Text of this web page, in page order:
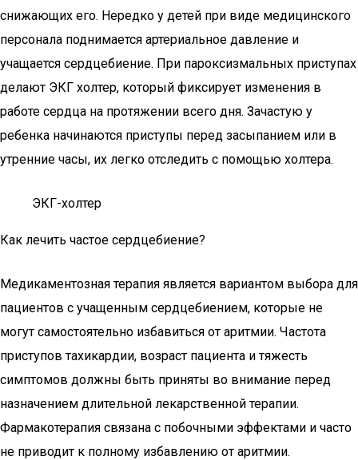
снижающих его. Нередко у детей при виде медицинского
персонала поднимается артериальное давление и
учащается сердцебиение. При пароксизмальных приступах
делают ЭКГ холтер, который фиксирует изменения в
работе сердца на протяжении всего дня. Зачастую у
ребенка начинаются приступы перед засыпанием или в
утренние часы, их легко отследить с помощью холтера.
ЭКГ-холтер
Как лечить частое сердцебиение?
Медикаментозная терапия является вариантом выбора для
пациентов с учащенным сердцебиением, которые не
могут самостоятельно избавиться от аритмии. Частота
приступов тахикардии, возраст пациента и тяжесть
симптомов должны быть приняты во внимание перед
назначением длительной лекарственной терапии.
Фармакотерапия связана с побочными эффектами и часто
не приводит к полному избавлению от аритмии.